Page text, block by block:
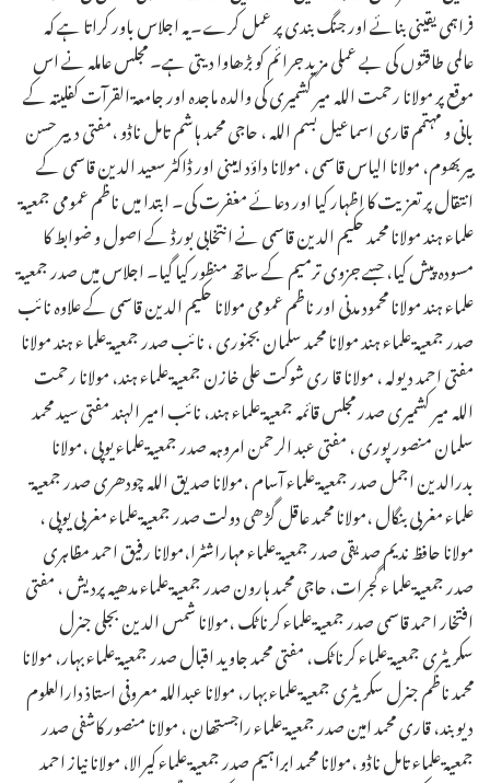
فراہمی یقینی بنائے اور جنگ بندی پر عمل کرے۔یہ اجلاس باور کراتا ہے کہ
عالمی طاقتوں کی بے عملی مزید جرائم کو بڑھاوا دیتی ہے۔ مجلس عاملہ نے اس
موقع پر مولانا رحمت اللہ میر کشمیری کی والدہ ماجدہ اور جامعۃ القرآت کفلیتہ کے
بانی و مہتمم قاری اسماعیل بسم اللہ ، حاجی محمد ہاشم تامل ناڈو ،مفتی دبیر حسن
بیربھوم، مولانا الیاس قاسمی ، مولانا داؤد امینی اور ڈاکٹر سعید الدین قاسمی کے
انتقال پر تعزیت کا اظہار کیا اور دعائے مغفرت کی۔ ابتدا میں ناظم عمومی جمعیۃ
علماء ہند مولانا محمد حکیم الدین قاسمی نے انتخابی بورڈ کے اصول و ضوابط کا
مسودہ پیش کیا، جسے جزوی ترمیم کے ساتھ منظور کیا گیا۔ اجلاس میں صدر جمعیۃ
علماء ہند مولانا محمود مدنی اور ناظم عمومی مولانا حکیم الدین قاسمی کے علاوہ نائب
صدر جمعیۃ علماء ہند مولانا محمد سلمان بجنوری ، نائب صدر جمعیۃ علما ء ہند مولانا
مفتی احمد دیولہ ، مولانا قا ری شوکت علی خازن جمعیۃ علماء ہند، مولانا رحمت
اللہ میر کشمیری صدر مجلس قائمہ جمعیۃ علماء ہند، نائب امیر الہند مفتی سید محمد
سلمان منصورپوری ، مفتی عبد الرحمن امروہہ صدر جمعیۃ علماء یوپی ،مولانا
بدرالدین اجمل صدر جمعیۃ علماء آسام ،مولانا صدیق اللہ چودھری صدر جمعیۃ
علماء مغربی بنگال ،مولانا محمد عاقل گڑھی دولت صدر جمعیۃ علماء مغربی یوپی ،
مولانا حافظ ندیم صدیقی صدر جمعیۃ علماء مہاراشٹرا،مولانا رفیق احمد مظاہری
صدر جمعیۃ علما ء گجرات، حاجی محمد ہارون صدر جمعیۃ علماء مدھیہ پردیش ، مفتی
افتخار احمد قاسمی صدر جمعیۃ علماء کرناٹک ،مولانا شمس الدین بجلی جنرل
سکریٹری جمعیۃ علماء کرناٹک، مفتی محمد جاوید اقبال صدر جمعیۃ علماء بہار، مولانا
محمد ناظم جنرل سکریٹری جمعیۃ علماء بہار، مولانا عبداللہ معروفی استاذ دارالعلوم
دیوبند، قاری محمد امین صدر جمعیۃ علماء راجستھان ، مولانا منصور کاشفی صدر
جمعیۃ علماء تامل ناڈو ،مولانا محمد ابراہیم صدر جمعیۃ علماء کیرالا، مولانا نیاز احمد